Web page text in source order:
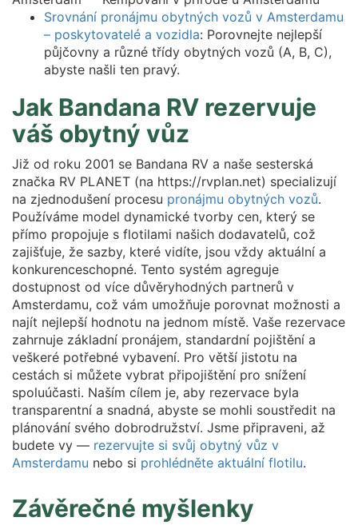
Srovnání pronájmu obytných vozů v Amsterdamu
– poskytovatelé a vozidla: Porovnejte nejlepší
půjčovny a různé třídy obytných vozů (A, B, C),
abyste našli ten pravý.
Jak Bandana RV rezervuje
váš obytný vůz
Již od roku 2001 se Bandana RV a naše sesterská
značka RV PLANET (na https://rvplan.net) specializují
na zjednodušení procesu pronájmu obytných vozů.
Používáme model dynamické tvorby cen, který se
přímo propojuje s flotilami našich dodavatelů, což
zajišťuje, že sazby, které vidíte, jsou vždy aktuální a
konkurenceschopné. Tento systém agreguje
dostupnost od více důvěryhodných partnerů v
Amsterdamu, což vám umožňuje porovnat možnosti a
najít nejlepší hodnotu na jednom místě. Vaše rezervace
zahrnuje základní pronájem, standardní pojištění a
veškeré potřebné vybavení. Pro větší jistotu na
cestách si můžete vybrat připojištění pro snížení
spoluúčasti. Naším cílem je, aby rezervace byla
transparentní a snadná, abyste se mohli soustředit na
plánování svého dobrodružství. Jsme připraveni, až
budete vy — rezervujte si svůj obytný vůz v
Amsterdamu nebo si prohlédněte aktuální flotilu.
Závěrečné myšlenky